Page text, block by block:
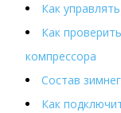
Как
Как
компрессора
Состав
Как